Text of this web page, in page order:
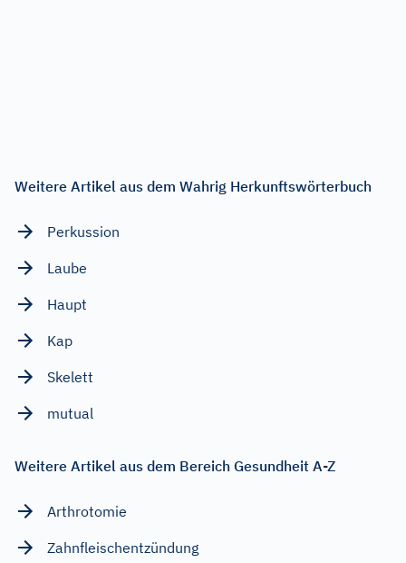
Weitere Artikel aus dem Wahrig Herkunftswörterbuch
Perkussion
Laube
Haupt
Kap
Skelett
mutual
Weitere Artikel aus dem Bereich Gesundheit A-Z
Arthrotomie
Zahnfleischentzündung